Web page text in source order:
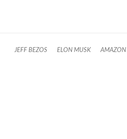
JEFF BEZOS ELON MUSK AMAZON